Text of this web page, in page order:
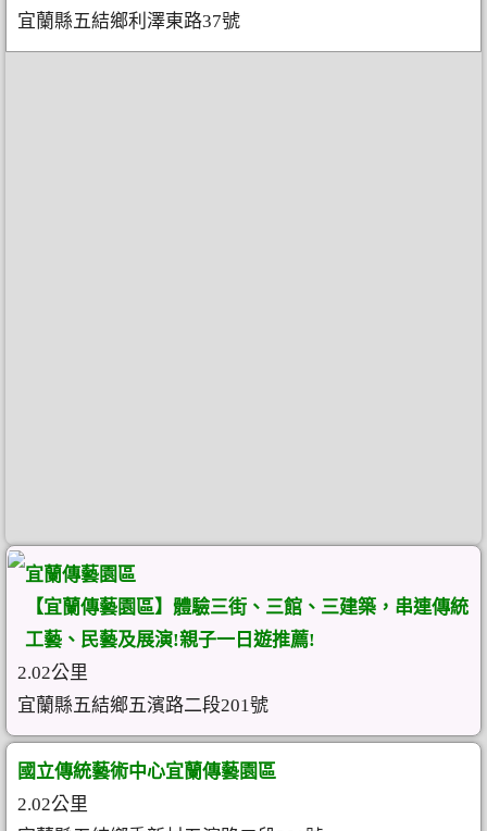
宜蘭縣五結鄉利澤東路37號
宜蘭傳藝園區
【宜蘭傳藝園區】體驗三街、三館、三建築，串連傳統
工藝、民藝及展演!親子一日遊推薦!
2.02公里
宜蘭縣五結鄉五濱路二段201號
國立傳統藝術中心宜蘭傳藝園區
2.02公里